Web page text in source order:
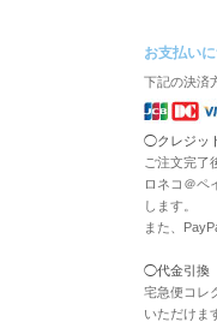
お支払い
下記の決済
◯クレジッ
ご注文完了
ロネコ＠ペ
します。
また、
◯代金引換
宅急便コレ
いただけま